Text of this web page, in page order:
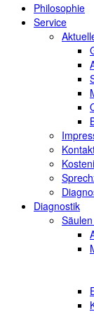
Philosophie
Service
Diagnostik